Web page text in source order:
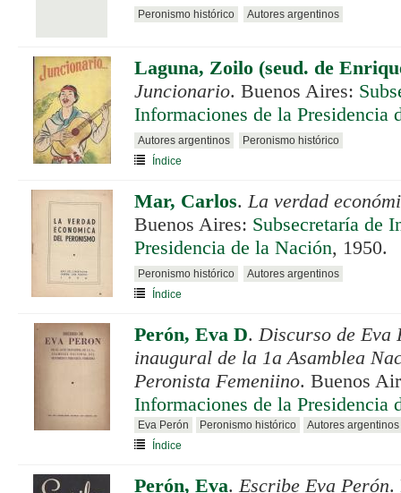
Peronismo histórico Autores argentinos
Laguna, Zoilo (seud. de
Juncionario. Buenos Aires:
Informaciones de la Presidencia
Autores argentinos
Peronismo histórico
Índice
Mar, Carlos. La verdad
Buenos Aires: Subsecretaría de
Presidencia de la Nación, 1950.
Peronismo histórico
Autores argentinos
Índice
Perón, Eva D. Discurso de Eva
inaugural de la 1a Asamblea
Peronista Femeniino. Buenos
Informaciones de la Presidencia
Eva Perón Peronismo histórico
Autores argentinos
Índice
Perón, Eva. Escribe Eva Perón.